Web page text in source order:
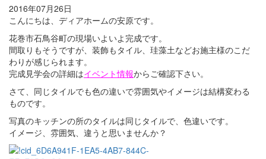
2016年07月26日
こんにちは、ディアホームの安原です。
花巻市石鳥谷町の現場いよいよ完成です。
間取りもそうですが、装飾もタイル、珪藻土などお施主様のこだ
わりが感じられます。
完成見学会の詳細はイベント情報からご確認下さい。
さて、同じタイルでも色の違いで雰囲気やイメージは結構変わる
ものです。
写真のキッチンの所のタイルは同じタイルで、色違いです。
イメージ、雰囲気、違うと思いませんか？